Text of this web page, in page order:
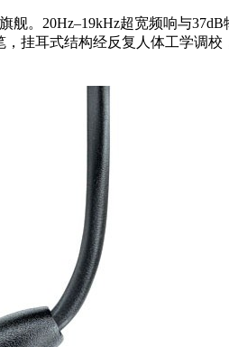
舰。20Hz–19kHz超宽频响与
挂耳式结构经反复人体工学调